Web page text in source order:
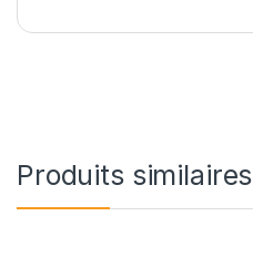
Produits similaires